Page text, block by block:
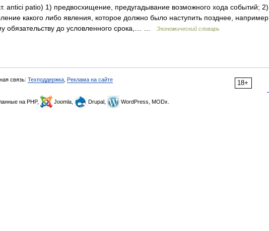
antici patio) 1) предвосхищение, предугадывание возможного хода событий; 2)
какого либо явления, которое должно было наступить позднее, например
обязательству до условленного срока,… …
Экономический словарь
18+
связь: Техподдержка Реклама на сайте
на PHP, Joomla, Drupal, WordPress, MODx.